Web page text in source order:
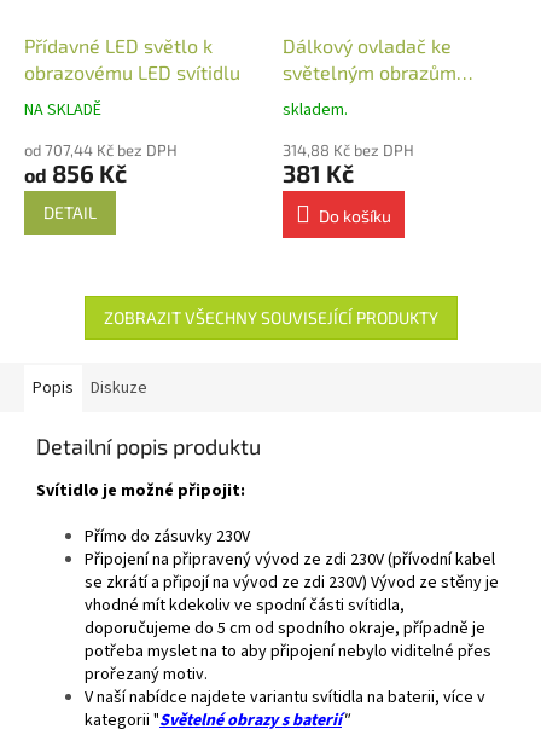
Přídavné LED světlo k
obrazovému LED svítidlu
NA SKLADĚ
od 707,44 Kč bez DPH
od 856 Kč
DETAIL
Dálkový ovladač ke
světelným obrazům
nástěnný
skladem.
314,88 Kč bez DPH
381 Kč
Do košíku
ZOBRAZIT VŠECHNY SOUVISEJÍCÍ PRODUKTY
Popis Diskuze
Detailní popis produktu
Svítidlo je možné připojit:
Přímo do zásuvky 230V
Připojení na připravený vývod ze zdi 230V (přívodní kabel
se zkrátí a připojí na vývod ze zdi 230V) Vývod ze stěny je
vhodné mít kdekoliv ve spodní části svítidla,
doporučujeme do 5 cm od spodního okraje, případně je
potřeba myslet na to aby připojení nebylo viditelné přes
prořezaný motiv.
V naší nabídce najdete variantu svítidla na baterii, více v
kategorii "Světelné obrazy s baterií"